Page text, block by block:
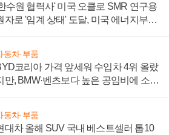
수원 협력사' 미국 오클로 SMR 연구용
자로 '임계 상태' 도달, 미국 에너지부
동차·부품
코리아 가격 앞세워 수입차 4위 올랐
만, BMW·벤츠보다 높은 공임비에 소비
동차·부품
대차 올해 SUV 국내 베스트셀러 톱10